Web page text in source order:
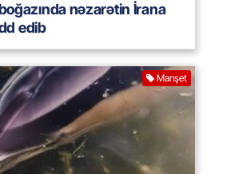
nəzarətin İrana
edib
Manşet